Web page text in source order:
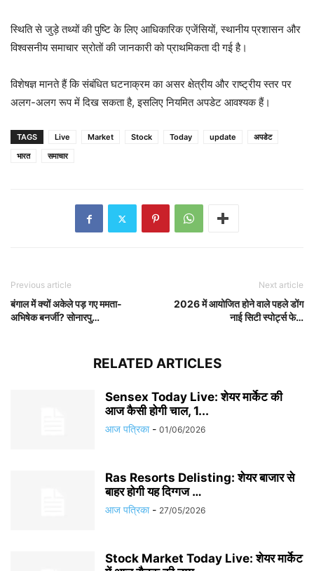
स्थिति से जुड़े तथ्यों की पुष्टि के लिए आधिकारिक एजेंसियों, स्थानीय प्रशासन और
विश्वसनीय समाचार स्रोतों की जानकारी को प्राथमिकता दी गई है।
विशेषज्ञ मानते हैं कि संबंधित घटनाक्रम का असर क्षेत्रीय और राष्ट्रीय स्तर पर
अलग-अलग रूप में दिख सकता है, इसलिए नियमित अपडेट आवश्यक हैं।
TAGS Live Market Stock Today update
अपडेट
भारत
समाचार
Previous article
बंगाल में क्यों अकेले पड़ गए ममता-
अभिषेक बनर्जी? सोनारपु…
Next article
2026 में आयोजित होने वाले पहले डोंग
नाई सिटी स्पोर्ट्स फे…
RELATED ARTICLES
Sensex Today Live: शेयर मार्केट की
आज कैसी होगी चाल, 1...
आज पत्रिका - 01/06/2026
Ras Resorts Delisting: शेयर बाजार से
बाहर होगी यह दिग्गज …
आज पत्रिका - 27/05/2026
Stock Market Today Live: शेयर मार्केट